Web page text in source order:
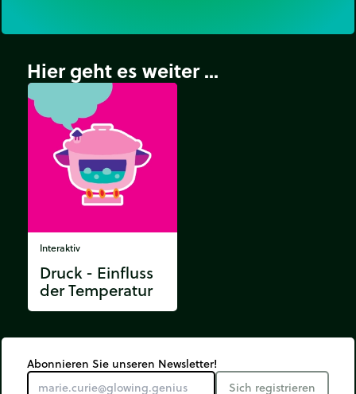
Hier geht es weiter ...
Interaktiv
Druck - Einfluss
der Temperatur
Abonnieren Sie unseren Newsletter!
Sich registrieren